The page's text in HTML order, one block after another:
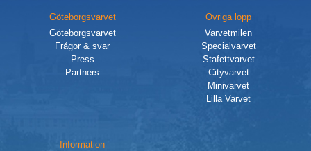
Göteborgsvarvet
Göteborgsvarvet
Frågor & svar
Press
Partners
Övriga lopp
Varvetmilen
Specialvarvet
Stafettvarvet
Cityvarvet
Minivarvet
Lilla Varvet
Information